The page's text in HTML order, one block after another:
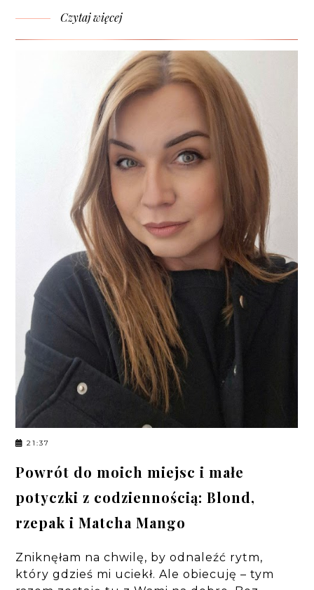
Czytaj więcej
21:37
Powrót do moich miejsc i małe
potyczki z codziennością: Blond,
rzepak i Matcha Mango
Zniknęłam na chwilę, by odnaleźć rytm,
który gdzieś mi uciekł. Ale obiecuję – tym